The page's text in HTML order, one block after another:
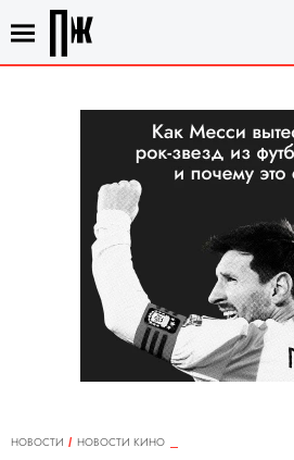
НОВОСТИ
НОВОСТИ КИНО